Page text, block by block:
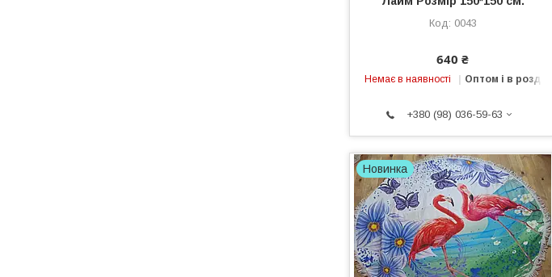
0043
640 ₴
Немає в наявності Оптом і в роздріб
+380 (98) 036-59-63
Новинка